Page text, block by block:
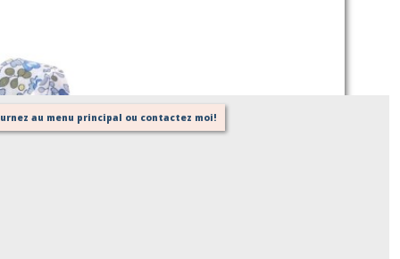
au menu principal ou contactez moi!